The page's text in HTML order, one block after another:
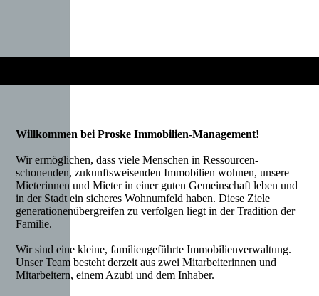
Willkommen bei Proske Immobilien-Management!
Wir ermöglichen, dass viele Menschen in Ressourcen-
schonenden, zukunftsweisenden Immobilien wohnen, unsere
Mieterinnen und Mieter in einer guten Gemeinschaft leben und
in der Stadt ein sicheres Wohnumfeld haben. Diese Ziele
generationenübergreifen zu verfolgen liegt in der Tradition der
Familie.
Wir sind eine kleine, familiengeführte Immobilienverwaltung.
Unser Team besteht derzeit aus zwei Mitarbeiterinnen und
Mitarbeitern, einem Azubi und dem Inhaber.